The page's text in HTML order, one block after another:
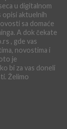
u digitalnom
opisi aktuelnih
sa domaće
A dok čekate
, gde vas
novostima i
je
bi za vas doneli
Želimo